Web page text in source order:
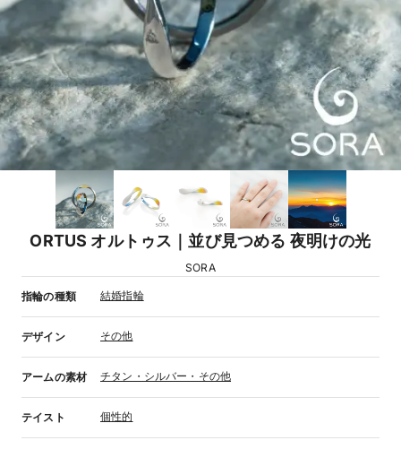
ORTUS オルトゥス｜並び見つめる 夜明けの光
SORA
指輪の種類 結婚指輪
デザイン その他
アームの素材 チタン・シルバー・その他
テイスト 個性的